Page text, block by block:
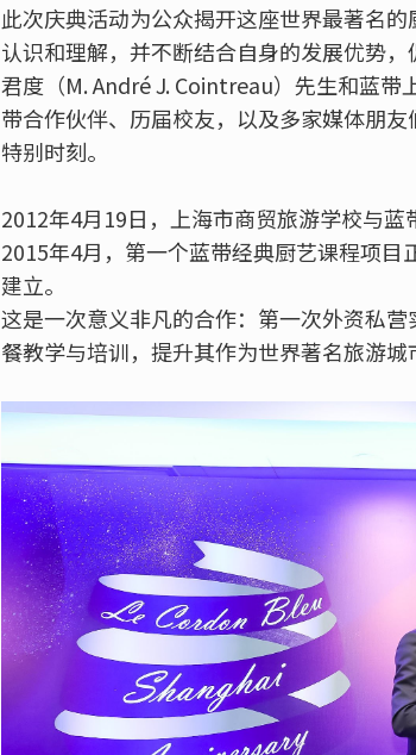
此次庆典活动为公众揭开这座世界最著名
认识和理解，并不断结合自身的发展优势
君度（M. André J. Cointreau）先生和蓝
带合作伙伴、历届校友，以及多家媒体朋
特别时刻。
2012年4月19日，上海市商贸旅游学校与蓝
2015年4月，第一个蓝带经典厨艺课程项
建立。
这是一次意义非凡的合作：第一次外资私
餐教学与培训，提升其作为世界著名旅游城